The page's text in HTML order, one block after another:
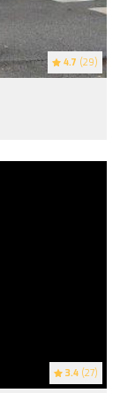
4.7 (29)
3.4 (27)